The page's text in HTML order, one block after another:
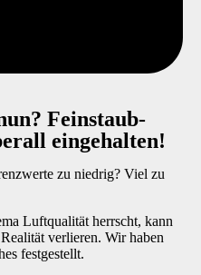
Feinstaub-
eingehalten!
zu niedrig? Viel zu
Luftqualität herrscht, kann
verlieren. Wir haben
festgestellt.